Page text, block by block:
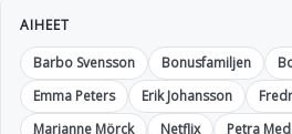
AIHEET
Barbo Svensson
Bonusfamiljen
Emma Peters
Erik Johansson
Marianne Mörck
Netflix Petra